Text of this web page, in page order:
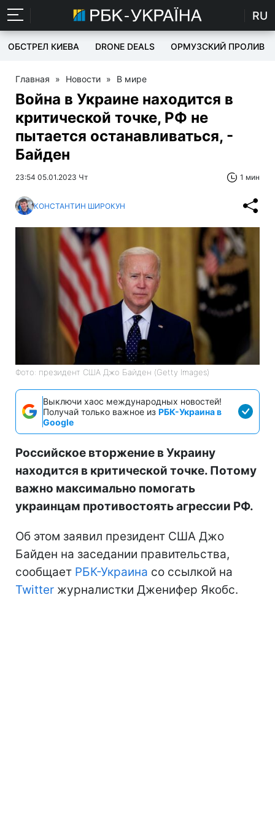
RU
ОБСТРЕЛ КИЕВА DRONE DEALS ОРМУЗСКИЙ ПРОЛИВ
Главная » Новости » В мире
Война в Украине находится в
критической точке, РФ не
пытается останавливаться, -
Байден
23:54 05.01.2023 Чт 1 мин
КОНСТАНТИН ШИРОКУН
Фото: президент США Джо Байден (Getty Images)
Выключи хаос международных новостей!
Получай только важное из РБК-Украина в
Google
Российское вторжение в Украину
находится в критической точке. Потому
важно максимально помогать
украинцам противостоять агрессии РФ.
Об этом заявил президент США Джо
Байден на заседании правительства,
сообщает РБК-Украина со ссылкой на
Twitter журналистки Дженифер Якобс.